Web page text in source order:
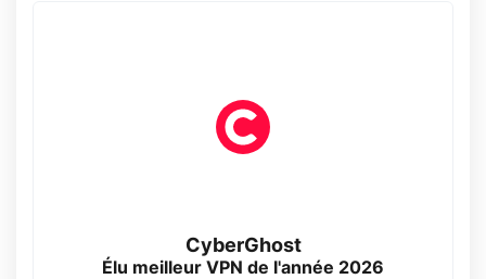
CyberGhost
Élu meilleur VPN de l'année 2026